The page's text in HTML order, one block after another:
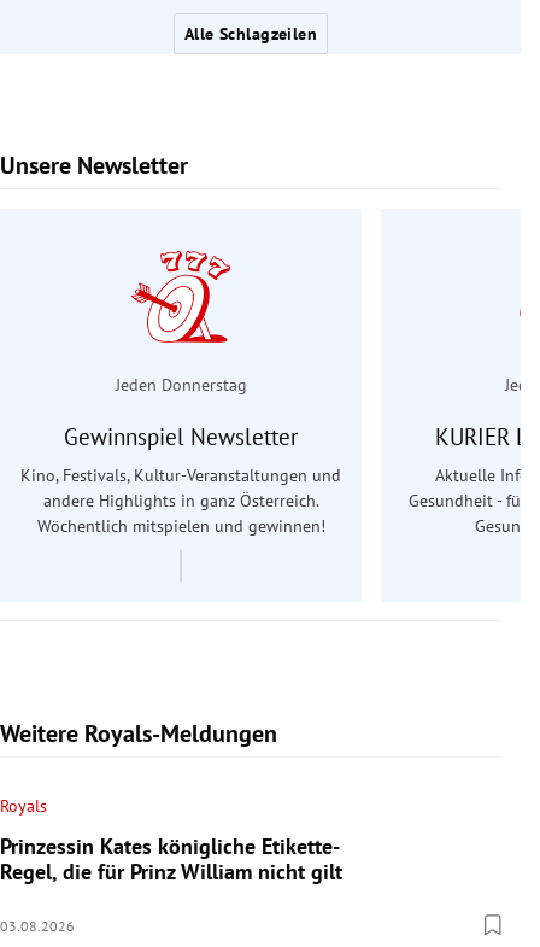
Alle Schlagzeilen
Unsere Newsletter
Slide 1 von 6
Jeden Donnerstag
Gewinnspiel Newsletter
Kino, Festivals, Kultur-Veranstaltungen und
andere Highlights in ganz Österreich.
Wöchentlich mitspielen und gewinnen!
KURIER
Aktuelle
Gesundheit - für
Weitere Royals-Meldungen
Royals
Prinzessin Kates königliche Etikette-
Regel, die für Prinz William nicht gilt
03.08.2026